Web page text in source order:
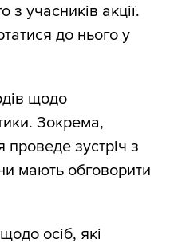
з учасників акції.
до нього у
щодо
Зокрема,
проведе зустріч з
мають обговорити
осіб, які